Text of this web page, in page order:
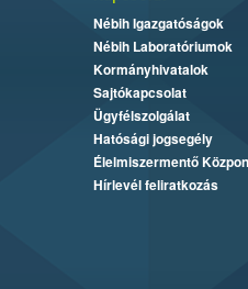
Nébih Igazgatóságok
Nébih Laboratóriumok
Kormányhivatalok
Sajtókapcsolat
Ügyfélszolgálat
Hatósági jogsegély
Élelmiszermentő
Hírlevél feliratkozás